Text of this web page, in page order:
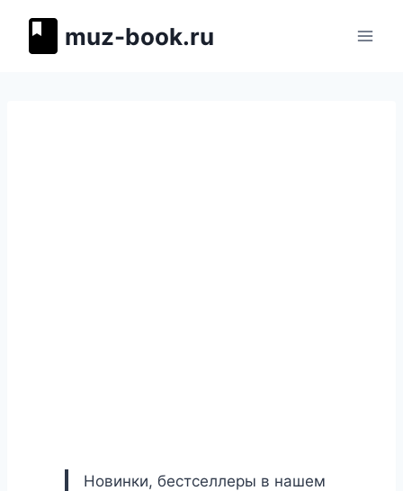
muz-book.ru
Новинки, бестселлеры в нашем